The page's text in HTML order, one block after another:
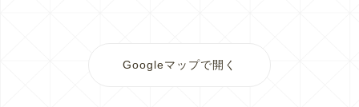
Googleマップで開く